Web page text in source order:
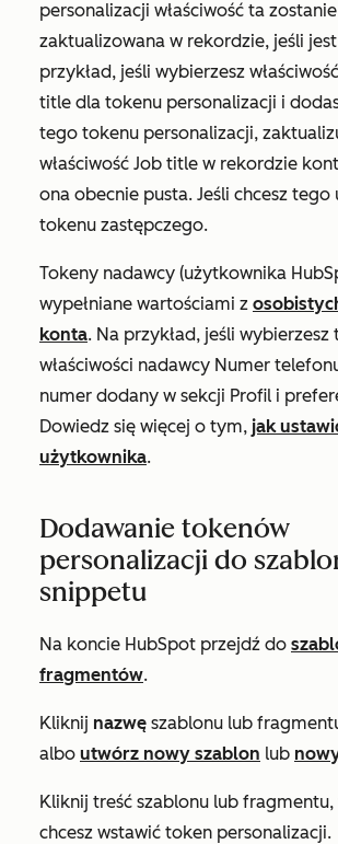
personalizacji właściwość ta zostanie
zaktualizowana w rekordzie, jeśli jest
przykład, jeśli wybierzesz
title dla tokenu personalizacji i
tego tokenu personalizacji,
właściwość Job title w rekordzie
ona obecnie pusta. Jeśli chcesz tego
tokenu zastępczego.
Tokeny nadawcy (użytkownika
wypełniane wartościami z
konta. Na przykład, jeśli wybierzesz
właściwości nadawcy Numer
numer dodany w sekcji Profil i
Dowiedz się więcej o tym, jak
użytkownika.
Dodawanie tokenów
personalizacji do
snippetu
Na koncie HubSpot przejdź do
fragmentów.
Kliknij nazwę szablonu lub
albo utwórz nowy szablon lub
Kliknij treść szablonu lub
chcesz wstawić token personalizacji.